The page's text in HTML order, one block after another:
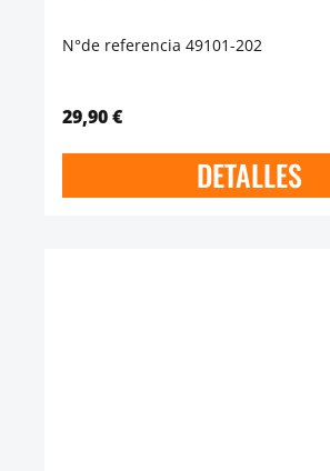
N°de referencia 49101-202
29,90 €
DETALLES